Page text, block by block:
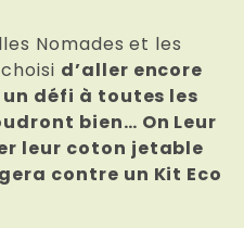
Nomades et les
d’aller encore
défi à toutes les
bien… On Leur
leur coton jetable
contre un Kit Eco